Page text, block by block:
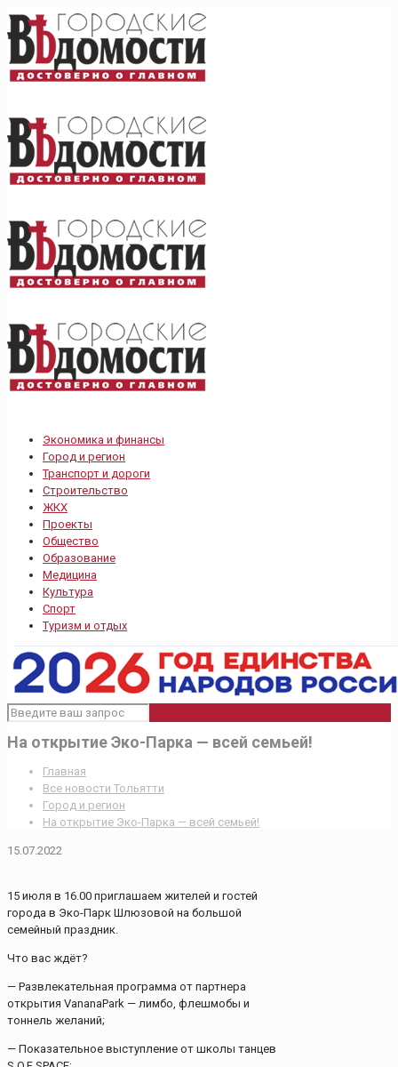
Экономика и финансы
Город и регион
Транспорт и дороги
Строительство
ЖКХ
Проекты
Общество
Образование
Медицина
Культура
Спорт
Туризм и отдых
На открытие Эко-Парка — всей семьей!
Главная
Все новости Тольятти
Город и регион
На открытие Эко-Парка — всей семьей!
15.07.2022
15 июля в 16.00 приглашаем жителей и гостей
города в Эко-Парк Шлюзовой на большой
семейный праздник.
Что вас ждёт?
— Развлекательная программа от партнера
открытия VananaPark — лимбо, флешмобы и
тоннель желаний;
— Показательное выступление от школы танцев